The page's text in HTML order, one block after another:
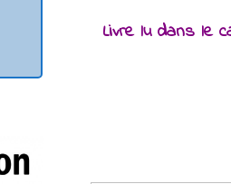
Livre lu dans le